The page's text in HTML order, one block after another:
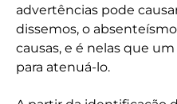
advertências pode
dissemos, o
causas, e é nelas que
para atenuá-lo.